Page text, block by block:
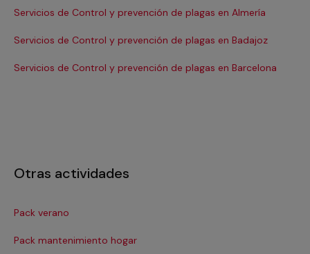
Servicios de Control y prevención de plagas en Almería
Servicios de Control y prevención de plagas en Badajoz
Servicios de Control y prevención de plagas en Barcelona
Otras actividades
Pack verano
Pack mantenimiento hogar